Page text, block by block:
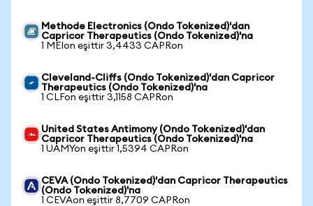
Methode Electronics (Ondo Tokenized)'dan
Capricor Therapeutics (Ondo Tokenized)'na
1 MEIon eşittir 3,4433 CAPRon
Cleveland-Cliffs (Ondo Tokenized)'dan Capricor
Therapeutics (Ondo Tokenized)'na
1 CLFon eşittir 3,1158 CAPRon
United States Antimony (Ondo Tokenized)'dan
Capricor Therapeutics (Ondo Tokenized)'na
1 UAMYon eşittir 1,5394 CAPRon
CEVA (Ondo Tokenized)'dan Capricor Therapeutics
(Ondo Tokenized)'na
1 CEVAon eşittir 8,7709 CAPRon